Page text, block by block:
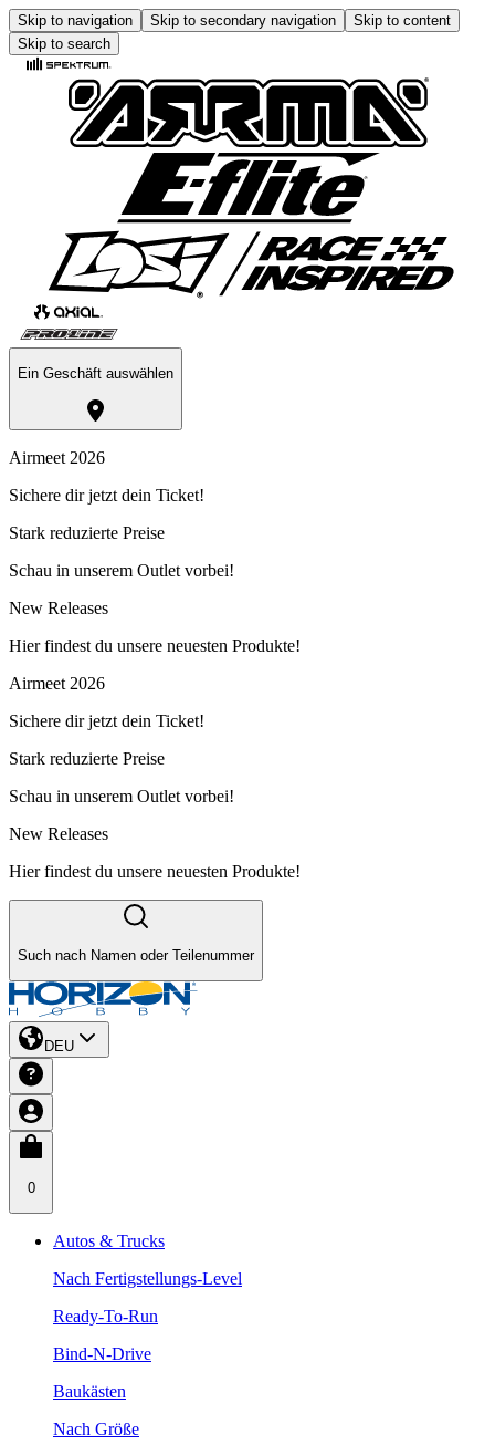
Skip to navigation Skip to secondary navigation
Skip to content
Skip to search
Ein Geschäft auswählen
Airmeet 2026
Sichere dir jetzt dein Ticket!
Stark reduzierte Preise
Schau in unserem Outlet vorbei!
New Releases
Hier findest du unsere neuesten Produkte!
Airmeet 2026
Sichere dir jetzt dein Ticket!
Stark reduzierte Preise
Schau in unserem Outlet vorbei!
New Releases
Hier findest du unsere neuesten Produkte!
Such nach Namen oder Teilenummer
DEU
0
Autos & Trucks
Nach Fertigstellungs-Level
Ready-To-Run
Bind-N-Drive
Baukästen
Nach Größe